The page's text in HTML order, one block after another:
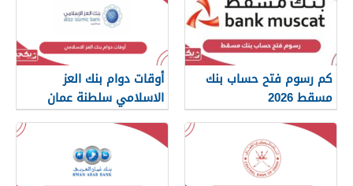
كم رسوم فتح حساب بنك
مسقط 2026
أوقات دوام بنك العز
الاسلامي سلطنة عمان
2026